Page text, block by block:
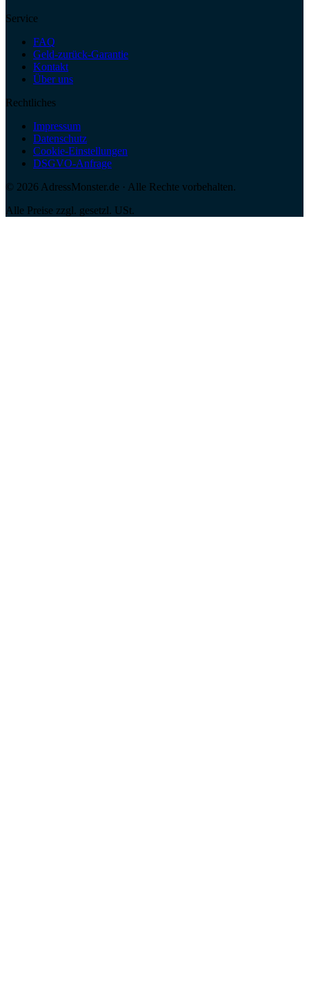
Service
FAQ
Geld-zurück-Garantie
Kontakt
Über uns
Rechtliches
Impressum
Datenschutz
Cookie-Einstellungen
DSGVO-Anfrage
© 2026 AdressMonster.de · Alle Rechte vorbehalten.
Alle Preise zzgl. gesetzl. USt.